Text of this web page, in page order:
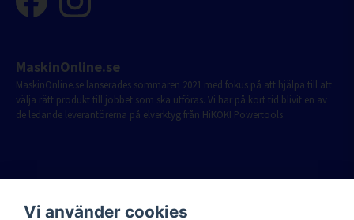
MaskinOnline.se
MaskinOnline.se lanserades sommaren 2021 med fokus på att hjälpa till att
välja rätt produkt till jobbet som ska utföras. Vi har på kort tid blivit en av
de ledande leverantörerna på elverktyg från HiKOKI Powertools.
Vi använder cookies